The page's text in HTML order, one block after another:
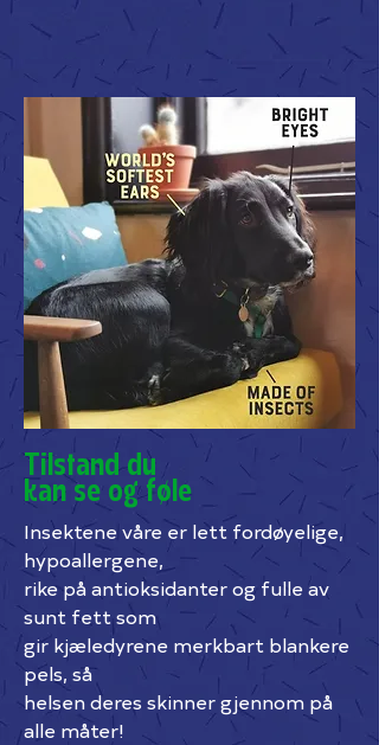
Tilstand du
kan se og føle
Insektene våre er lett fordøyelige,
hypoallergene,
rike på antioksidanter og fulle av
sunt fett som
gir kjæledyrene merkbart blankere
pels, så
helsenderes skinner gjennom på
alle måter!